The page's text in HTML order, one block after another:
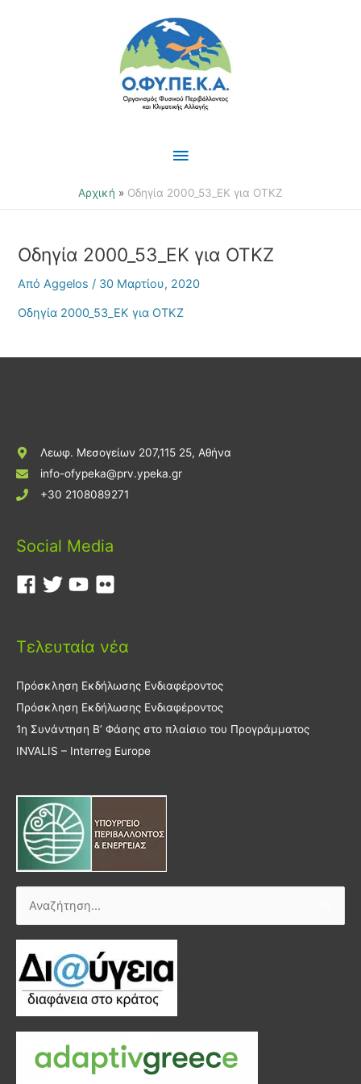
Κύριο
Μενού
Αρχική Οδηγία 2000_53_ΕΚ για ΟΤΚΖ
Οδηγία 2000_53_ΕΚ για ΟΤΚΖ
ΑπόAggelos/ 30 Μαρτίου, 2020
Οδηγία 2000_53_ΕΚ για ΟΤΚΖ
Λεωφ. Μεσογείων 207,115 25, Αθήνα
info-ofypeka@prv.ypeka.gr
+30 2108089271
Social Media
Τελευταία νέα
Πρόσκληση Εκδήλωσης Ενδιαφέροντος
Πρόσκληση Εκδήλωσης Ενδιαφέροντος
1η Συνάντηση Β’ Φάσης στο πλαίσιο του Προγράμματος
INVALIS – Interreg Europe
Αναζήτηση